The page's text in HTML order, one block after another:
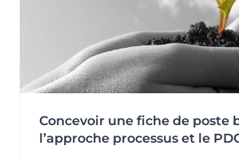
!
Concevoir une fiche de poste
l’approche processus et le